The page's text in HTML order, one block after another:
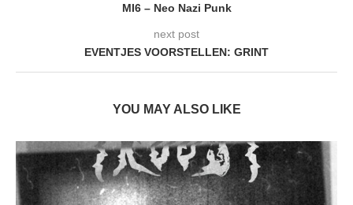
MI6 – Neo Nazi Punk
next post
EVENTJES VOORSTELLEN: GRINT
YOU MAY ALSO LIKE